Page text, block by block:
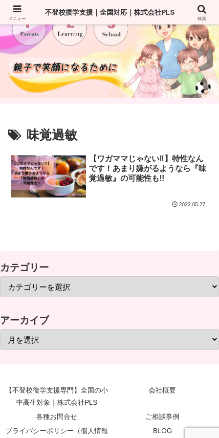
味覚過敏
【ワガママじゃない‼️】特性なん
です！あまり嫌がるようなら『味
覚過敏』の可能性も!!
2022.05.27
カテゴリー
アーカイブ
【不登校復学支援専門】全国の小
中高生対象｜株式会社PLS
会社概要
各種お問合せ
ご相談事例
プライバシーポリシー（個人情報
BLOG
メニュー
不登校復学支援｜全国対応｜株式会社PLS
検索